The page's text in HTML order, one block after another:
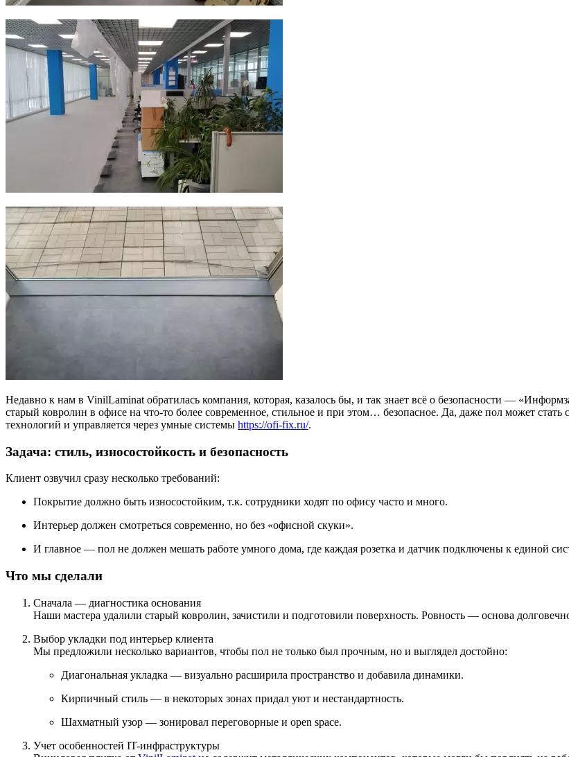
Недавно к нам в VinilLaminat обратилась компания, которая, казалось бы, и так знает всё о безопасности —
старый ковролин в офисе на что-то более современное, стильное и при этом… безопасное. Да, даже пол может
технологий и управляется через умные системы https://ofi-fix.ru/.
Задача: стиль, износостойкость и безопасность
Клиент озвучил сразу несколько требований:
Покрытие должно быть износостойким, т.к. сотрудники ходят по офису часто и много.
Интерьер должен смотреться современно, но без «офисной скуки».
И главное — пол не должен мешать работе умного дома, где каждая розетка и датчик подключены к единой
Что мы сделали
Сначала — диагностика основания
Наши мастера удалили старый ковролин, зачистили и подготовили поверхность. Ровность — основа
Выбор укладки под интерьер клиента
Мы предложили несколько вариантов, чтобы пол не только был прочным, но и выглядел достойно:
Диагональная укладка — визуально расширила пространство и добавила динамики.
Кирпичный стиль — в некоторых зонах придал уют и нестандартность.
Шахматный узор — зонировал переговорные и open space.
Учет особенностей IT-инфраструктуры